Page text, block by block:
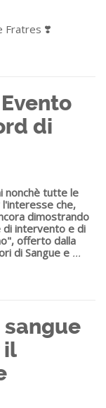
Fratres ❣️
di
nonchè tutte le
l'interesse che,
dimostrando
di intervento e di
offerto dalla
di Sangue e ...
sangue
il